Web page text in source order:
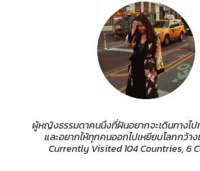
ผู้หญิงธรรมดาคนนึงที่ฝันอยากจะเดินทางไป
และอยากให้ทุกคนออกไปเหยียบโลกกว้า
Currently Visited 104 Countries, 6